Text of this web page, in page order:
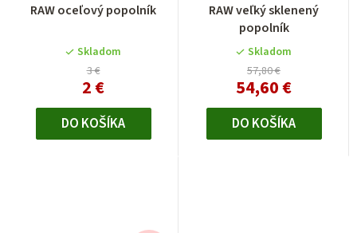
RAW oceľový popolník
Skladom
3 €
2 €
DO KOŠÍKA
RAW veľký sklenený
popolník
hodnotenie
produktu
je
5,0
z
5
hviezdičiek.
Skladom
57,80 €
54,60 €
DO KOŠÍKA